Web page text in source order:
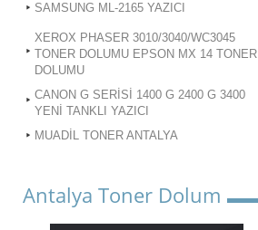
SAMSUNG ML-2165 YAZICI
XEROX PHASER 3010/3040/WC3045
TONER DOLUMU EPSON MX 14 TONER
DOLUMU
CANON G SERİSİ 1400 G 2400 G 3400
YENİ TANKLI YAZICI
MUADİL TONER ANTALYA
Antalya Toner Dolum